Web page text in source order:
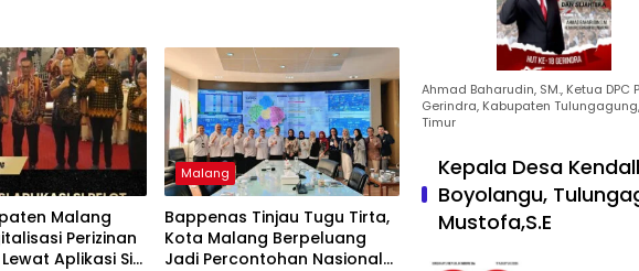
Malang
Perizinan
Aplikasi Si
Malang
Bappenas Tinjau Tugu Tirta,
Kota Malang Berpeluang
Jadi Percontohan Nasional
Ahmad Baharudin, SM., Ketua DPC
Gerindra, Kabupaten
Timur
Kepala Desa
Boyolangu,
Mustofa,S.E